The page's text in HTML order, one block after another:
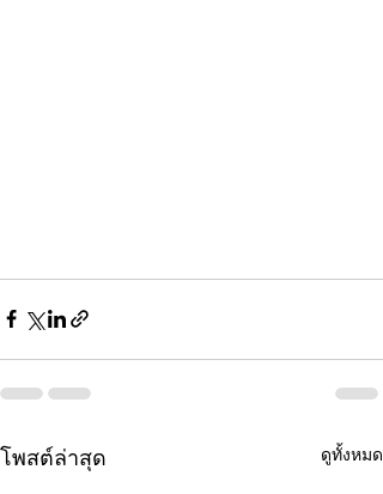
โพสต์ล่าสุด ดูทั้งหมด